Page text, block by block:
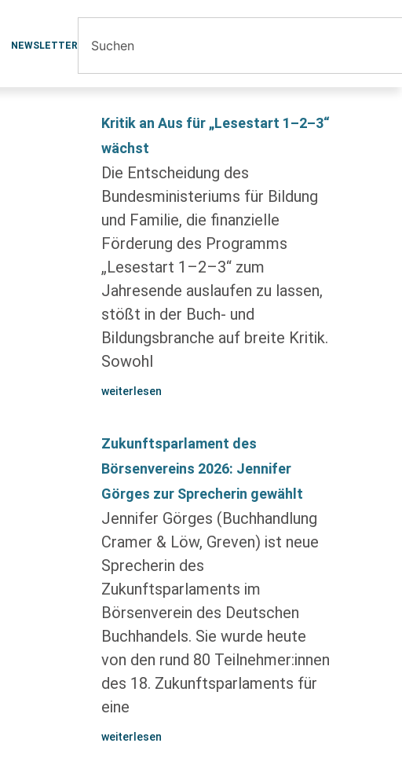
NEWSLETTER
Kritik an Aus für „Lesestart 1–2–3“
wächst
Die Entscheidung des
Bundesministeriums für Bildung
und Familie, die finanzielle
Förderung des Programms
„Lesestart 1–2–3“ zum
Jahresende auslaufen zu lassen,
stößt in der Buch- und
Bildungsbranche auf breite Kritik.
Sowohl
weiterlesen
Zukunftsparlament des
Börsenvereins 2026: Jennifer
Görges zur Sprecherin gewählt
Jennifer Görges (Buchhandlung
Cramer & Löw, Greven) ist neue
Sprecherin des
Zukunftsparlaments im
Börsenverein des Deutschen
Buchhandels. Sie wurde heute
von den rund 80 Teilnehmer:innen
des 18. Zukunftsparlaments für
eine
weiterlesen